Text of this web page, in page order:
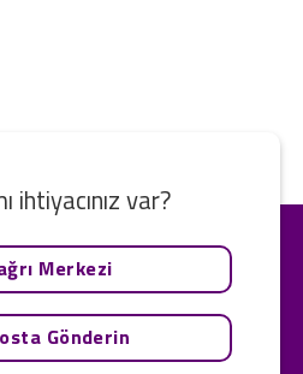
ihtiyacınız var?
Merkezi
Gönderin